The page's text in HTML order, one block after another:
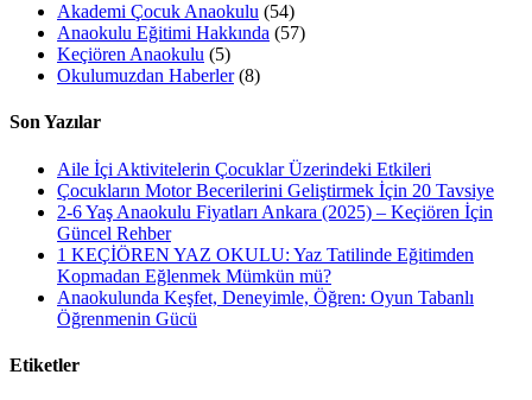
Akademi Çocuk Anaokulu (54)
Anaokulu Eğitimi Hakkında (57)
Keçiören Anaokulu (5)
Okulumuzdan Haberler(8)
Son Yazılar
Aile İçi Aktivitelerin Çocuklar Üzerindeki Etkileri
Çocukların Motor Becerilerini Geliştirmek İçin 20 Tavsiye
2-6 Yaş Anaokulu Fiyatları Ankara (2025) – Keçiören İçin
Güncel Rehber
1 KEÇİÖREN YAZ OKULU: Yaz Tatilinde Eğitimden
Kopmadan Eğlenmek Mümkün mü?
Anaokulunda Keşfet, Deneyimle, Öğren: Oyun Tabanlı
Öğrenmenin Gücü
Etiketler